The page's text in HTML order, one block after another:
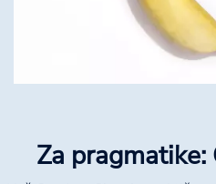
Za pragmatike: